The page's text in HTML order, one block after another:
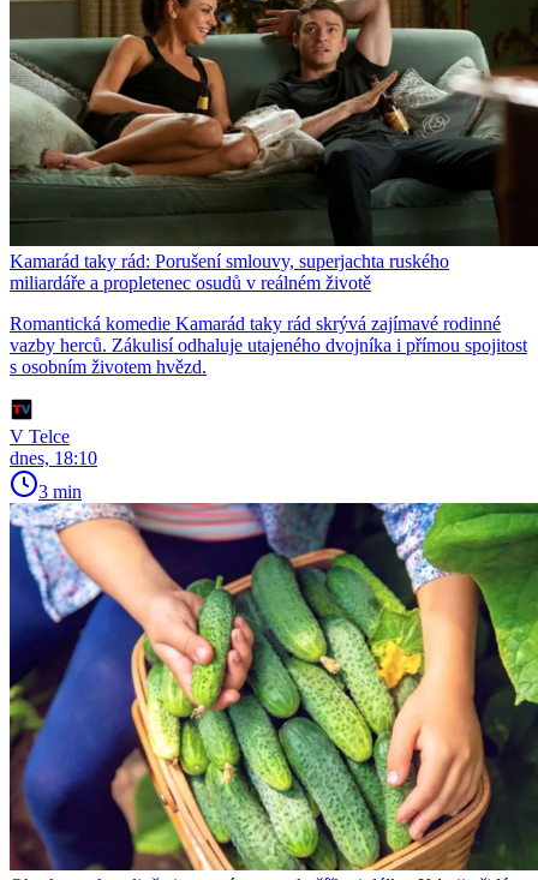
Kamarád taky rád: Porušení smlouvy, superjachta ruského
miliardáře a propletenec osudů v reálném životě
Romantická komedie Kamarád taky rád skrývá zajímavé rodinné
vazby herců. Zákulisí odhaluje utajeného dvojníka i přímou spojitost
s osobním životem hvězd.
V Telce
dnes, 18:10
3 min